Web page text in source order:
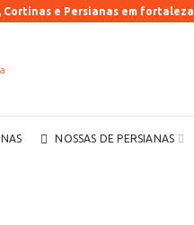
Cortinas e Persianas em fortaleza
NOSSAS DE PERSIANAS